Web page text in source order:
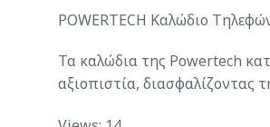
POWERTECH Καλώδιο
Τα καλώδια της Powertech
αξιοπιστία, διασφαλίζοντας